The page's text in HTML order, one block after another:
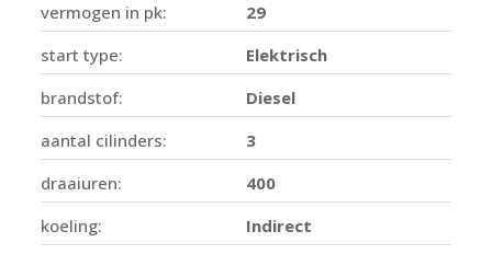
vermogen in pk:
29
start type:
Elektrisch
brandstof:
Diesel
aantal cilinders:
3
draaiuren:
400
koeling:
Indirect